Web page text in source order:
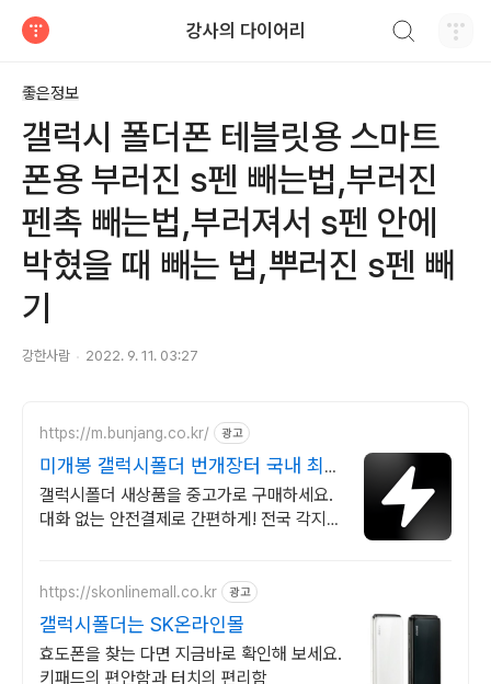
강사의 다이어리
좋은정보
갤럭시 폴더폰 테블릿용 스마트
폰용 부러진 s펜 빼는법,부러진
펜촉 빼는법,부러져서 s펜 안에
박혔을 때 빼는 법,뿌러진 s펜 빼
기
강한사람 2022. 9. 11. 03:27
https://m.bunjang.co.kr/ 광고
미개봉 갤럭시폴더 번개장터 국내 최대
브랜드 중고거래
갤럭시폴더 새상품을 중고가로 구매하세요.
대화 없는 안전결제로 간편하게! 전국 각지에
https://skonlinemall.co.kr 광고
갤럭시폴더는 SK온라인몰
효도폰을 찾는 다면 지금바로 확인해 보세요.
키패드의 편안함과 터치의 편리함